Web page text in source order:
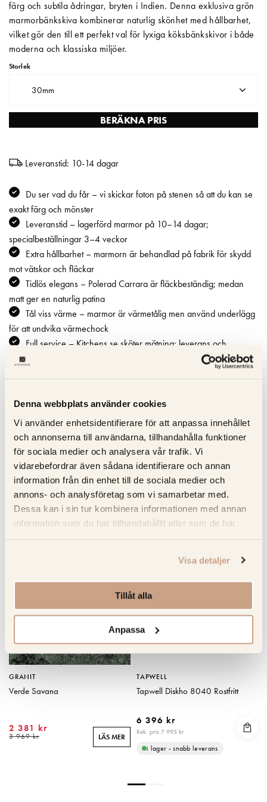
Denna webbplats använder cookies
Vi använder enhetsidentifierare för att anpassa innehållet
och annonserna till användarna, tillhandahålla funktioner
för sociala medier och analysera vår trafik. Vi
vidarebefordrar även sådana identifierare och annan
information från din enhet till de sociala medier och
annons- och analysföretag som vi samarbetar med.
Dessa kan i sin tur kombinera informationen med annan
information som du har tillhandahållit eller som de har
Visa detaljer
Tillåt alla
Anpassa
Matberedare & Mixer
Vattenkokare
färg och subtila ådringar, bryten i Indien. Denna exklusiva grön
marmorbänkskiva kombinerar naturlig skönhet med hållbarhet,
vilket gör den till ett perfekt val för lyxiga köksbänkskivor i både
moderna och klassiska miljöer.
Storlek
30mm
BERÄKNA PRIS
Leveranstid: 10-14 dagar
Du ser vad du får – vi skickar foton på stenen så att du kan se
exakt färg och mönster
Leveranstid – lagerförd marmor på 10–14 dagar;
specialbeställningar 3–4 veckor
Extra hållbarhet – marmorn är behandlad på fabrik för skydd
mot vätskor och fläckar
Tidlös elegans – Polerad Carrara är fläckbeständig; medan
matt ger en naturlig patina
Tål viss värme – marmor är värmetålig men använd underlägg
för att undvika värmechock
Full service – Kitchens.se sköter mätning; leverans och
installation försäkrad i Norden
Specifikation
Beskrivning
Recensioner
RELATERADE PRODUKTER
GRANIT
Verde Savana
2 381 kr
3 969 kr LÄS MER
TAPWELL
Tapwell Diskho 8040 Rostfritt
6 396 kr
Rek. pris 7 995 kr
i lager - snabb leverans